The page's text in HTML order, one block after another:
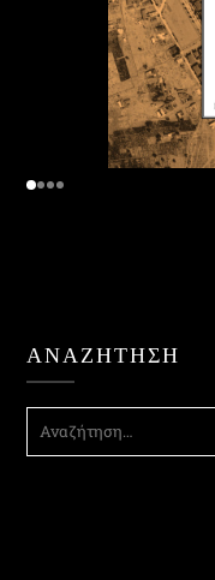
ΑΝΑΖΉΤΗΣΗ
ΑΝΑΖΉΤΗΣΗ
ΓΙΑ: